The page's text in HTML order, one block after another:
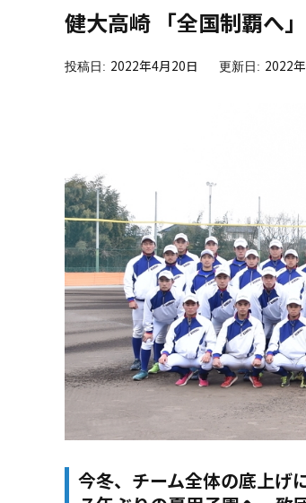
健大高崎 「全国制覇へ
2022年4月20日 2022
今冬、チーム全体の底上げ